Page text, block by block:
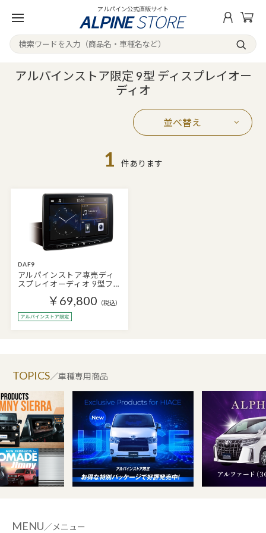
アルパイン公式直販サイト
アルパインストア限定 9型 ディスプレイオー
ディオ
並べ替え
1 件あります
DAF9
アルパインストア専売ディ
スプレイオーディオ 9型フ…
￥69,800 （税込）
／車種専用商品
MENU／メニュー